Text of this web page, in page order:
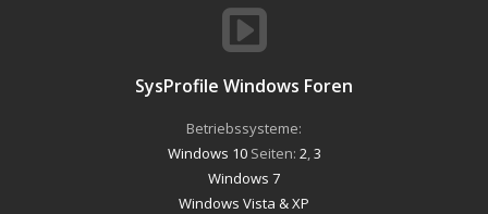
SysProfile Windows Foren
Betriebssysteme:
Windows 10Seiten: 2 3
Windows 7
Windows Vista & XP